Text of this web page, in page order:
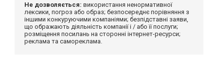
Не дозволяється: використання ненормативної
лексики, погроз або образ; безпосереднє порівняння з
іншими конкуруючими компаніями; безпідставні заяви,
що ображають діяльність компанії і / або її послуги;
розміщення посилань на сторонні інтернет-ресурси;
реклама та самореклама.